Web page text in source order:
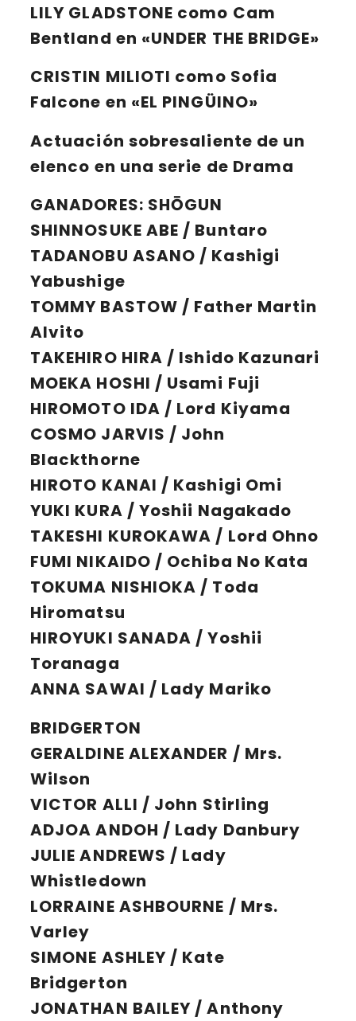
LILY GLADSTONE como Cam
Bentland en «UNDER THE BRIDGE»
CRISTIN MILIOTI como Sofia
Falcone en «EL PINGÜINO»
Actuación sobresaliente de un
elenco en una serie de Drama
GANADORES: SHŌGUN
SHINNOSUKE ABE / Buntaro
TADANOBU ASANO / Kashigi
Yabushige
TOMMY BASTOW / Father Martin
Alvito
TAKEHIRO HIRA / Ishido Kazunari
MOEKA HOSHI / Usami Fuji
HIROMOTO IDA / Lord Kiyama
COSMO JARVIS / John
Blackthorne
HIROTO KANAI / Kashigi Omi
YUKI KURA / Yoshii Nagakado
TAKESHI KUROKAWA / Lord Ohno
FUMI NIKAIDO / Ochiba No Kata
TOKUMA NISHIOKA / Toda
Hiromatsu
HIROYUKI SANADA / Yoshii
Toranaga
ANNA SAWAI / Lady Mariko
BRIDGERTON
GERALDINE ALEXANDER / Mrs.
Wilson
VICTOR ALLI / John Stirling
ADJOA ANDOH / Lady Danbury
JULIE ANDREWS / Lady
Whistledown
LORRAINE ASHBOURNE / Mrs.
Varley
SIMONE ASHLEY / Kate
Bridgerton
JONATHAN BAILEY / Anthony